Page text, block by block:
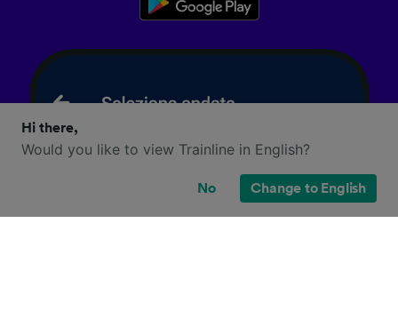
Hi there,
Would you like to view Trainline in English?
No Change to English